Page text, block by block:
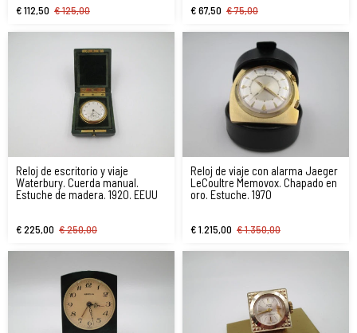
€ 112,50 € 125,00 € 67,50 € 75,00
Reloj de escritorio y viaje
Waterbury. Cuerda manual.
Estuche de madera. 1920. EEUU
€ 225,00 € 250,00
Reloj de viaje con alarma Jaeger
LeCoultre Memovox. Chapado en
oro. Estuche. 1970
€ 1.215,00 € 1.350,00